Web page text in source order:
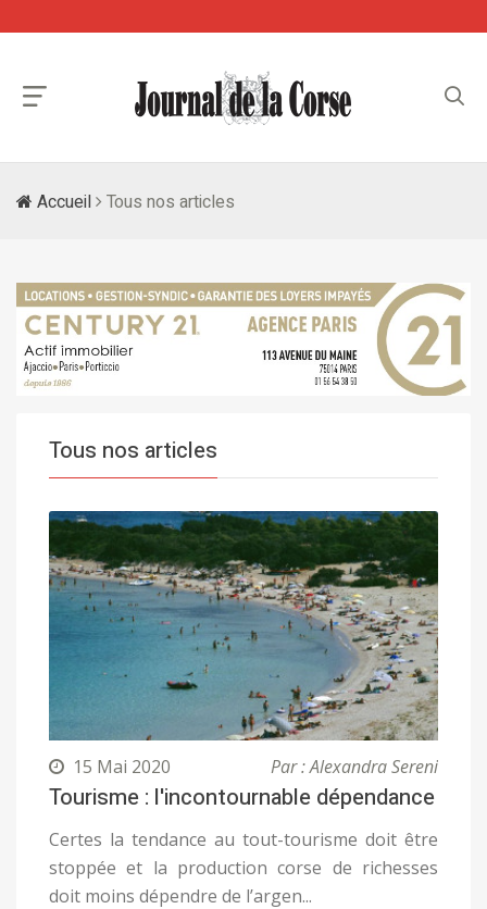
Accueil Tous nos articles
Tous nos articles
15 Mai 2020 Par : Alexandra Sereni
Tourisme : l'incontournable dépendance
Certes la tendance au tout-tourisme doit être
stoppée et la production corse de richesses
doit moins dépendre de l’argen...